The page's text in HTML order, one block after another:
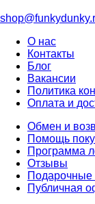
О нас
Контакты
Блог
Вакансии
Политика
Оплата и
Обмен и
Помощь
Программа
Отзывы
Подарочные
Публичная